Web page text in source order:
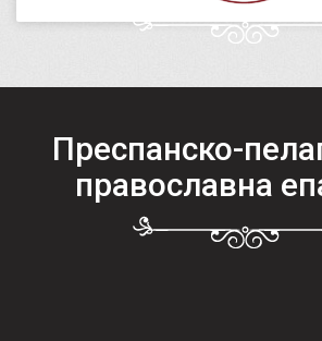
Преспанско-
православна